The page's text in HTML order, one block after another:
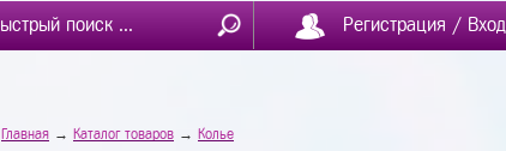
Регистрация / Вход
Главная → Каталог товаров → Колье